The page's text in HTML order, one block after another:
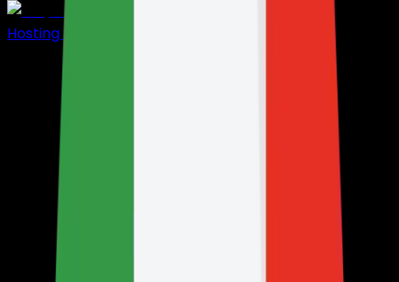
Hosting Minecraft